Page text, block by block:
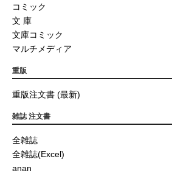
コミック
文 庫
文庫コミック
マルチメディア
重版
重版注文書 (最新)
雑誌 注文書
全雑誌
全雑誌(Excel)
anan